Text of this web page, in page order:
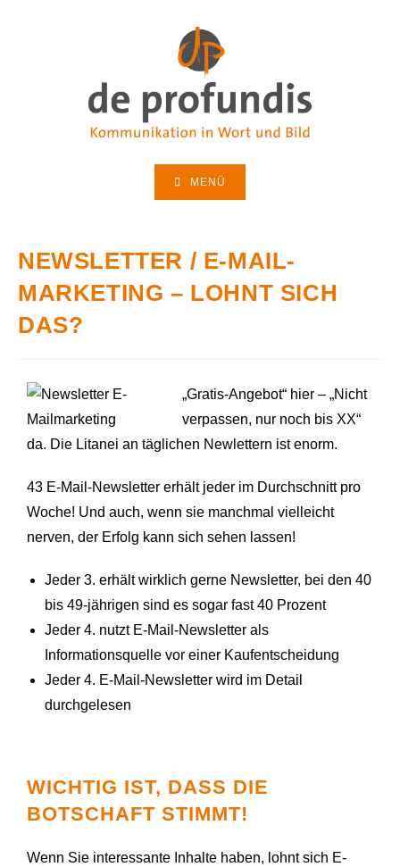
MENÜ
NEWSLETTER / E-MAIL-
MARKETING – LOHNT SICH
DAS?
„Gratis-Angebot“ hier – „Nicht
verpassen, nur noch bis XX“
da. Die Litanei an täglichen Newlettern ist enorm.
43 E-Mail-Newsletter erhält jeder im Durchschnitt pro
Woche! Und auch, wenn sie manchmal vielleicht
nerven, der Erfolg kann sich sehen lassen!
Jeder 3. erhält wirklich gerne Newsletter, bei den 40
bis 49-jährigen sind es sogar fast 40 Prozent
Jeder 4. nutzt E-Mail-Newsletter als
Informationsquelle vor einer Kaufentscheidung
Jeder 4. E-Mail-Newsletter wird im Detail
durchgelesen
WICHTIG IST, DASS DIE
BOTSCHAFT STIMMT!
Wenn Sie interessante Inhalte haben, lohnt sich E-